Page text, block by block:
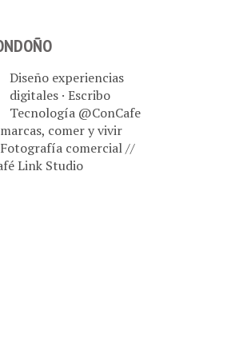
Diseño experiencias
digitales · Escribo
Tecnología @ConCafe
comer y vivir
Fotografía comercial //
Link Studio